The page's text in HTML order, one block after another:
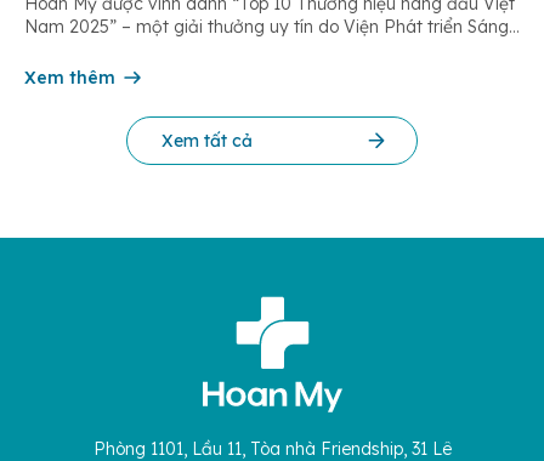
Nam 2025” – một giải thưởng uy tín do Viện Phát triển Sáng
cứu Phát triển Doanh nghiệp Châu Á […]
Xem thêm
Xem tất cả
Phòng 1101, Lầu 11, Tòa nhà Friendship, 31 Lê